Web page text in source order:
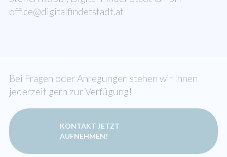
office@digitalfindetstadt.at
Bei Fragen oder Anregungen stehen wir Ihnen
jederzeit gern zur Verfügung!
KONTAKT JETZT
AUFNEHMEN!